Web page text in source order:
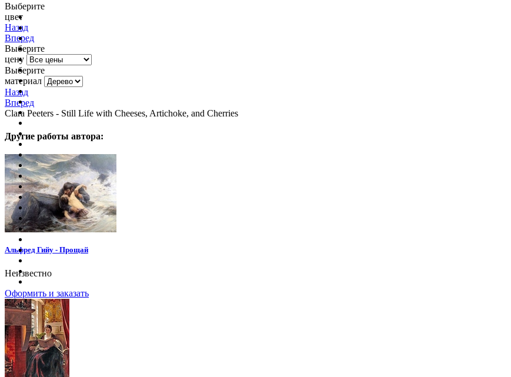
Выберите
цвет
Назад
Вперед
Выберите
цену
Выберите
материал
Назад
Вперед
Clara Peeters - Still Life with Cheeses, Artichoke, and Cherries
Другие работы автора:
Альфред Гийу - Прощай
Неизвестно
Оформить и заказать